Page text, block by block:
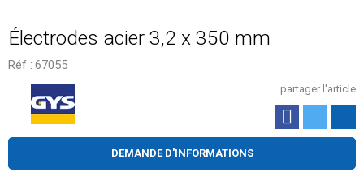
Électrodes acier 3,2 x 350 mm
Réf : 67055
partager l'article
DEMANDE D'INFORMATIONS